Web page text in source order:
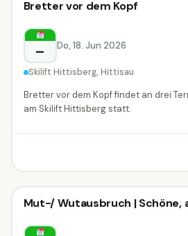
Theater
Hittisau
Theater
Bretter vor dem Kopf
– Do, 18. Jun 2026
Skilift Hittisberg, Hittisau
Bretter vor dem Kopf findet an drei
am Skilift Hittisberg statt.
Theater
Feldkirch
Theater
Mut-/ Wutausbruch | Schöne,